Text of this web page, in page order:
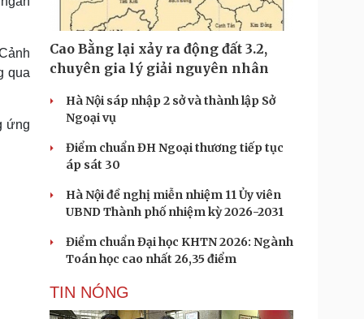
cộng đồng
Chuyển đổi số
lịch
vấn
Podcast
Câu chuyện thời sự
Đọc truyện đêm khuya
Hạt giống tâm hồn
qua
ứng
Cao Bằng lại xảy ra động đất 3.2,
chuyên gia lý giải nguyên nhân
Hà Nội sáp nhập 2 sở và thành lập Sở
Ngoại vụ
Điểm chuẩn ĐH Ngoại thương tiếp tục
áp sát 30
Hà Nội đề nghị miễn nhiệm 11 Ủy viên
UBND Thành phố nhiệm kỳ 2026-2031
Điểm chuẩn Đại học KHTN 2026: Ngành
Toán học cao nhất 26,35 điểm
TIN NÓNG